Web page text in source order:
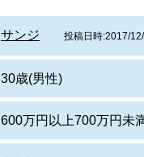
サンジ 投稿日時:2017/
30歳(男性)
600万円以上700万円未